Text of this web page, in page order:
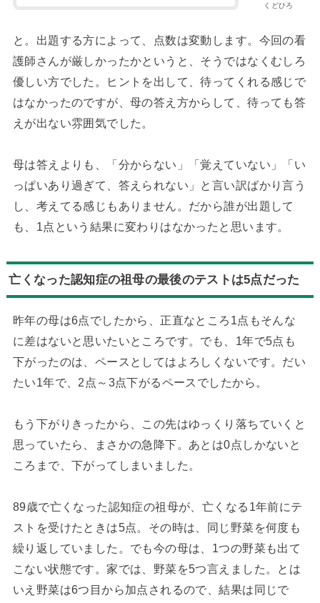
くどひろ
と。出題する方によって、点数は変動します。今回の看
護師さんが厳しかったかというと、そうではなくむしろ
優しい方でした。ヒントを出して、待ってくれる感じで
はなかったのですが、母の答え方からして、待っても答
えが出ない雰囲気でした。
母は答えよりも、「分からない」「覚えていない」「い
っぱいあり過ぎて、答えられない」と言い訳ばかり言う
し、考えてる感じもありません。だから誰が出題して
も、1点という結果に変わりはなかったと思います。
亡くなった認知症の祖母の最後のテストは5点だった
昨年の母は6点でしたから、正直なところ1点もそんな
に差はないと思いたいところです。でも、1年で5点も
下がったのは、ペースとしてはよろしくないです。だい
たい1年で、2点～3点下がるペースでしたから。
もう下がりきったから、この先はゆっくり落ちていくと
思っていたら、まさかの急降下。あとは0点しかないと
ころまで、下がってしまいました。
89歳で亡くなった認知症の祖母が、亡くなる1年前にテ
ストを受けたときは5点。その時は、同じ野菜を何度も
繰り返していました。でも今の母は、1つの野菜も出て
こない状態です。家では、野菜を5つ言えました。とは
いえ野菜は6つ目から加点されるので、結果は同じで